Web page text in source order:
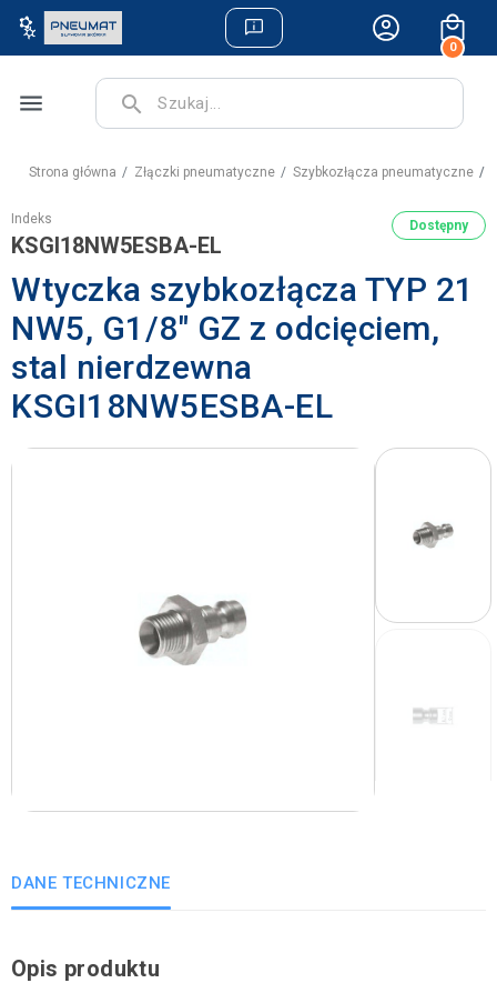
0
menu search
Strona główna Złączki pneumatyczne Szybkozłącza pneumatyczne
Indeks
KSGI18NW5ESBA-EL
Dostępny
Wtyczka szybkozłącza TYP 21
NW5, G1/8" GZ z odcięciem,
stal nierdzewna
KSGI18NW5ESBA-EL
DANE TECHNICZNE
Opis produktu